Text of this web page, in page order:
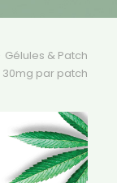
Gélules & Patch
30mg par patch